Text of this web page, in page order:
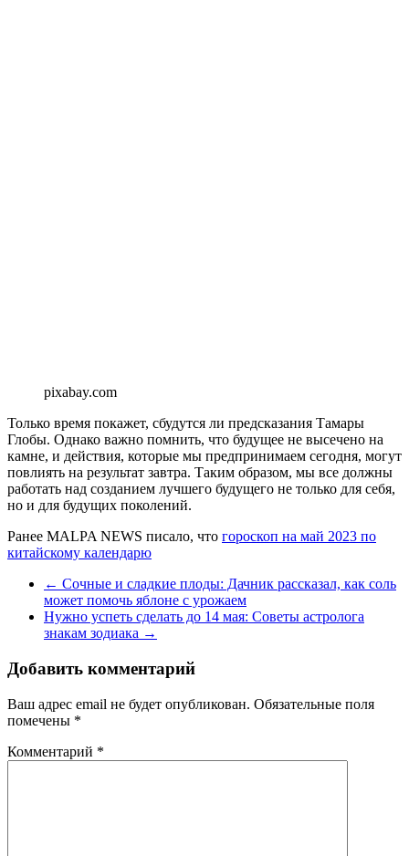
pixabay.com
Только время покажет, сбудутся ли предсказания Тамары
Глобы. Однако важно помнить, что будущее не высечено на
камне, и действия, которые мы предпринимаем сегодня, могут
повлиять на результат завтра. Таким образом, мы все должны
работать над созданием лучшего будущего не только для себя,
но и для будущих поколений.
Ранее MALPA NEWS писало, что гороскоп на май 2023 по
китайскому календарю
← Сочные и сладкие плоды: Дачник рассказал, как соль
может помочь яблоне с урожаем
Нужно успеть сделать до 14 мая: Советы астролога
знакам зодиака →
Добавить комментарий
Ваш адрес email не будет опубликован. Обязательные поля
помечены *
Комментарий *